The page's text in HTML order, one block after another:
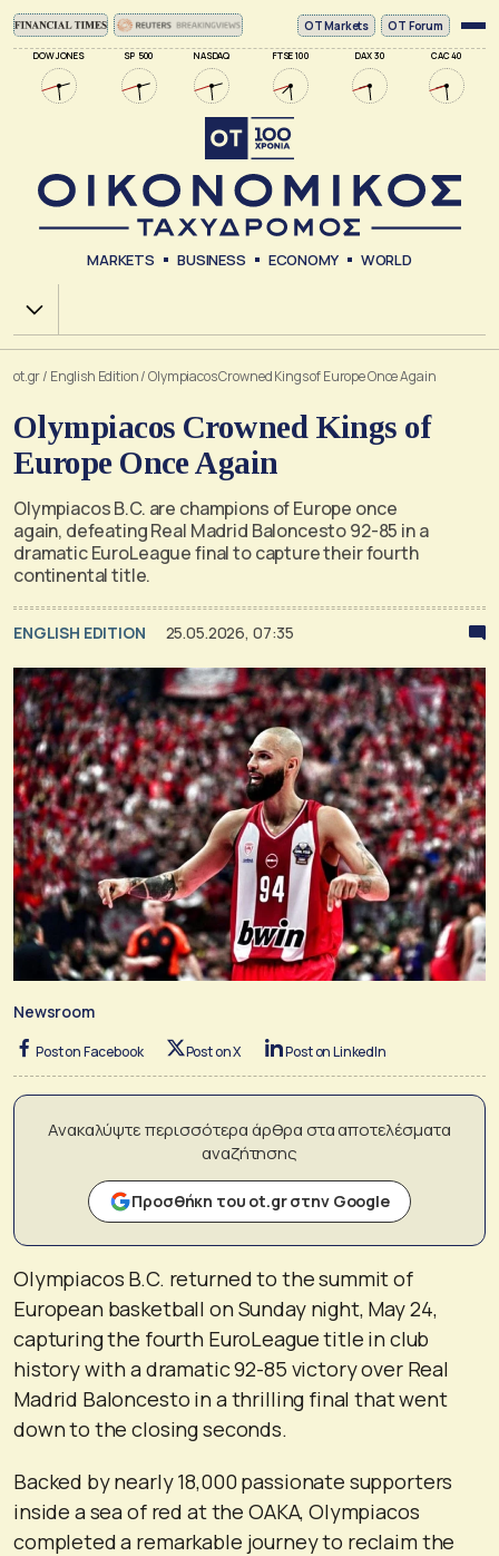
DOW JONES SP 500 NASDAQ FTSE 100 DAX 30 CAC 40
ΟΤ Markets OT Forum
MARKETS BUSINESS ECONOMY WORLD
Χ.Α.
ot.gr/ English Edition/Olympiacos Crowned Kings of Europe Once Again
Olympiacos Crowned Kings of
Europe Once Again
Olympiacos B.C. are champions of Europe once
again, defeating Real Madrid Baloncesto 92-85 in a
dramatic EuroLeague final to capture their fourth
continental title.
ENGLISH EDITION 25.05.2026, 07:35
Newsroom
Post on Facebook Post on X Post on LinkedIn
Ανακαλύψτε περισσότερα άρθρα στα αποτελέσματα
αναζήτησης
Προσθήκη του ot.gr στην Google
Olympiacos B.C. returned to the summit of
European basketball on Sunday night, May 24,
capturing the fourth EuroLeague title in club
history with a dramatic 92-85 victory over Real
Madrid Baloncesto in a thrilling final that went
down to the closing seconds.
Backed by nearly 18,000 passionate supporters
inside a sea of red at the OAKA, Olympiacos
completed a remarkable journey to reclaim the